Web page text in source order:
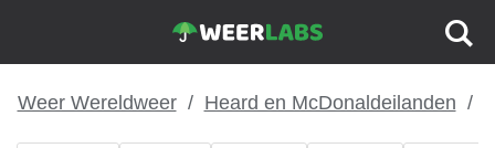
Weer Wereldweer Heard en McDonaldeilanden